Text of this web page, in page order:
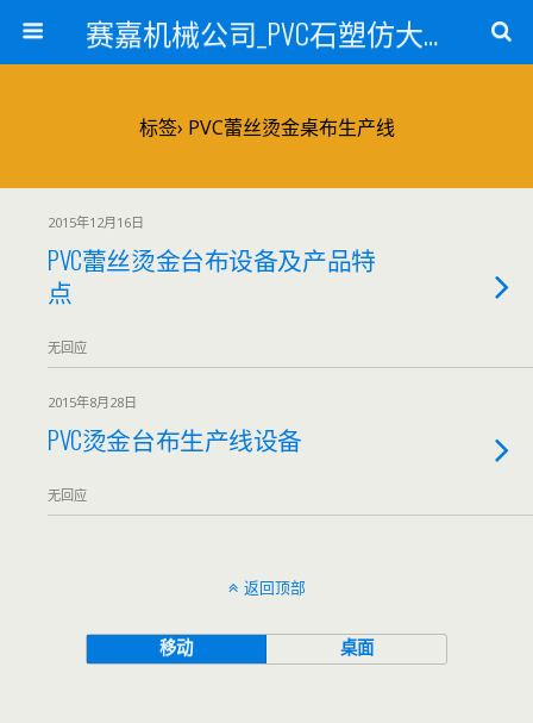
赛嘉机械公司_PVC石塑仿大理石线条生产线_PVC仿大理石板材生产设备_PVC门窗型材生产设备_PVC扣板设备_PVC/WPC发泡板材生产线_PVC波浪瓦生产设备_地毯覆膜TPR TPE设备_TPR鞋边条生产设备_PVC封边条卡条生产设备_PVC造料设备_PVC PE PP管材生产线_混合机
标签› PVC蕾丝烫金桌布生产线
2015年12月16日
PVC蕾丝烫金台布设备及产品特
点
无回应
2015年8月28日
PVC烫金台布生产线设备
无回应
返回顶部
移动 桌面